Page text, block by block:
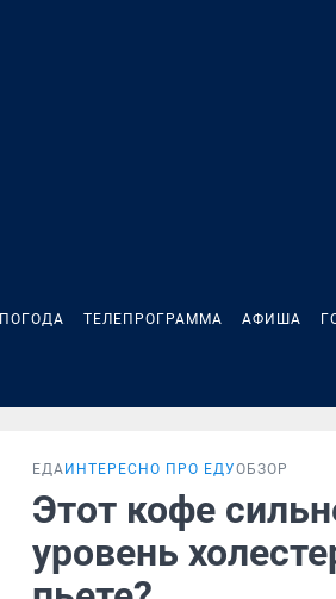
ПОГОДА ТЕЛЕПРОГРАММА АФИША
ЕДА ИНТЕРЕСНО ПРО ЕДУОБЗОР
Этот кофе
уровень